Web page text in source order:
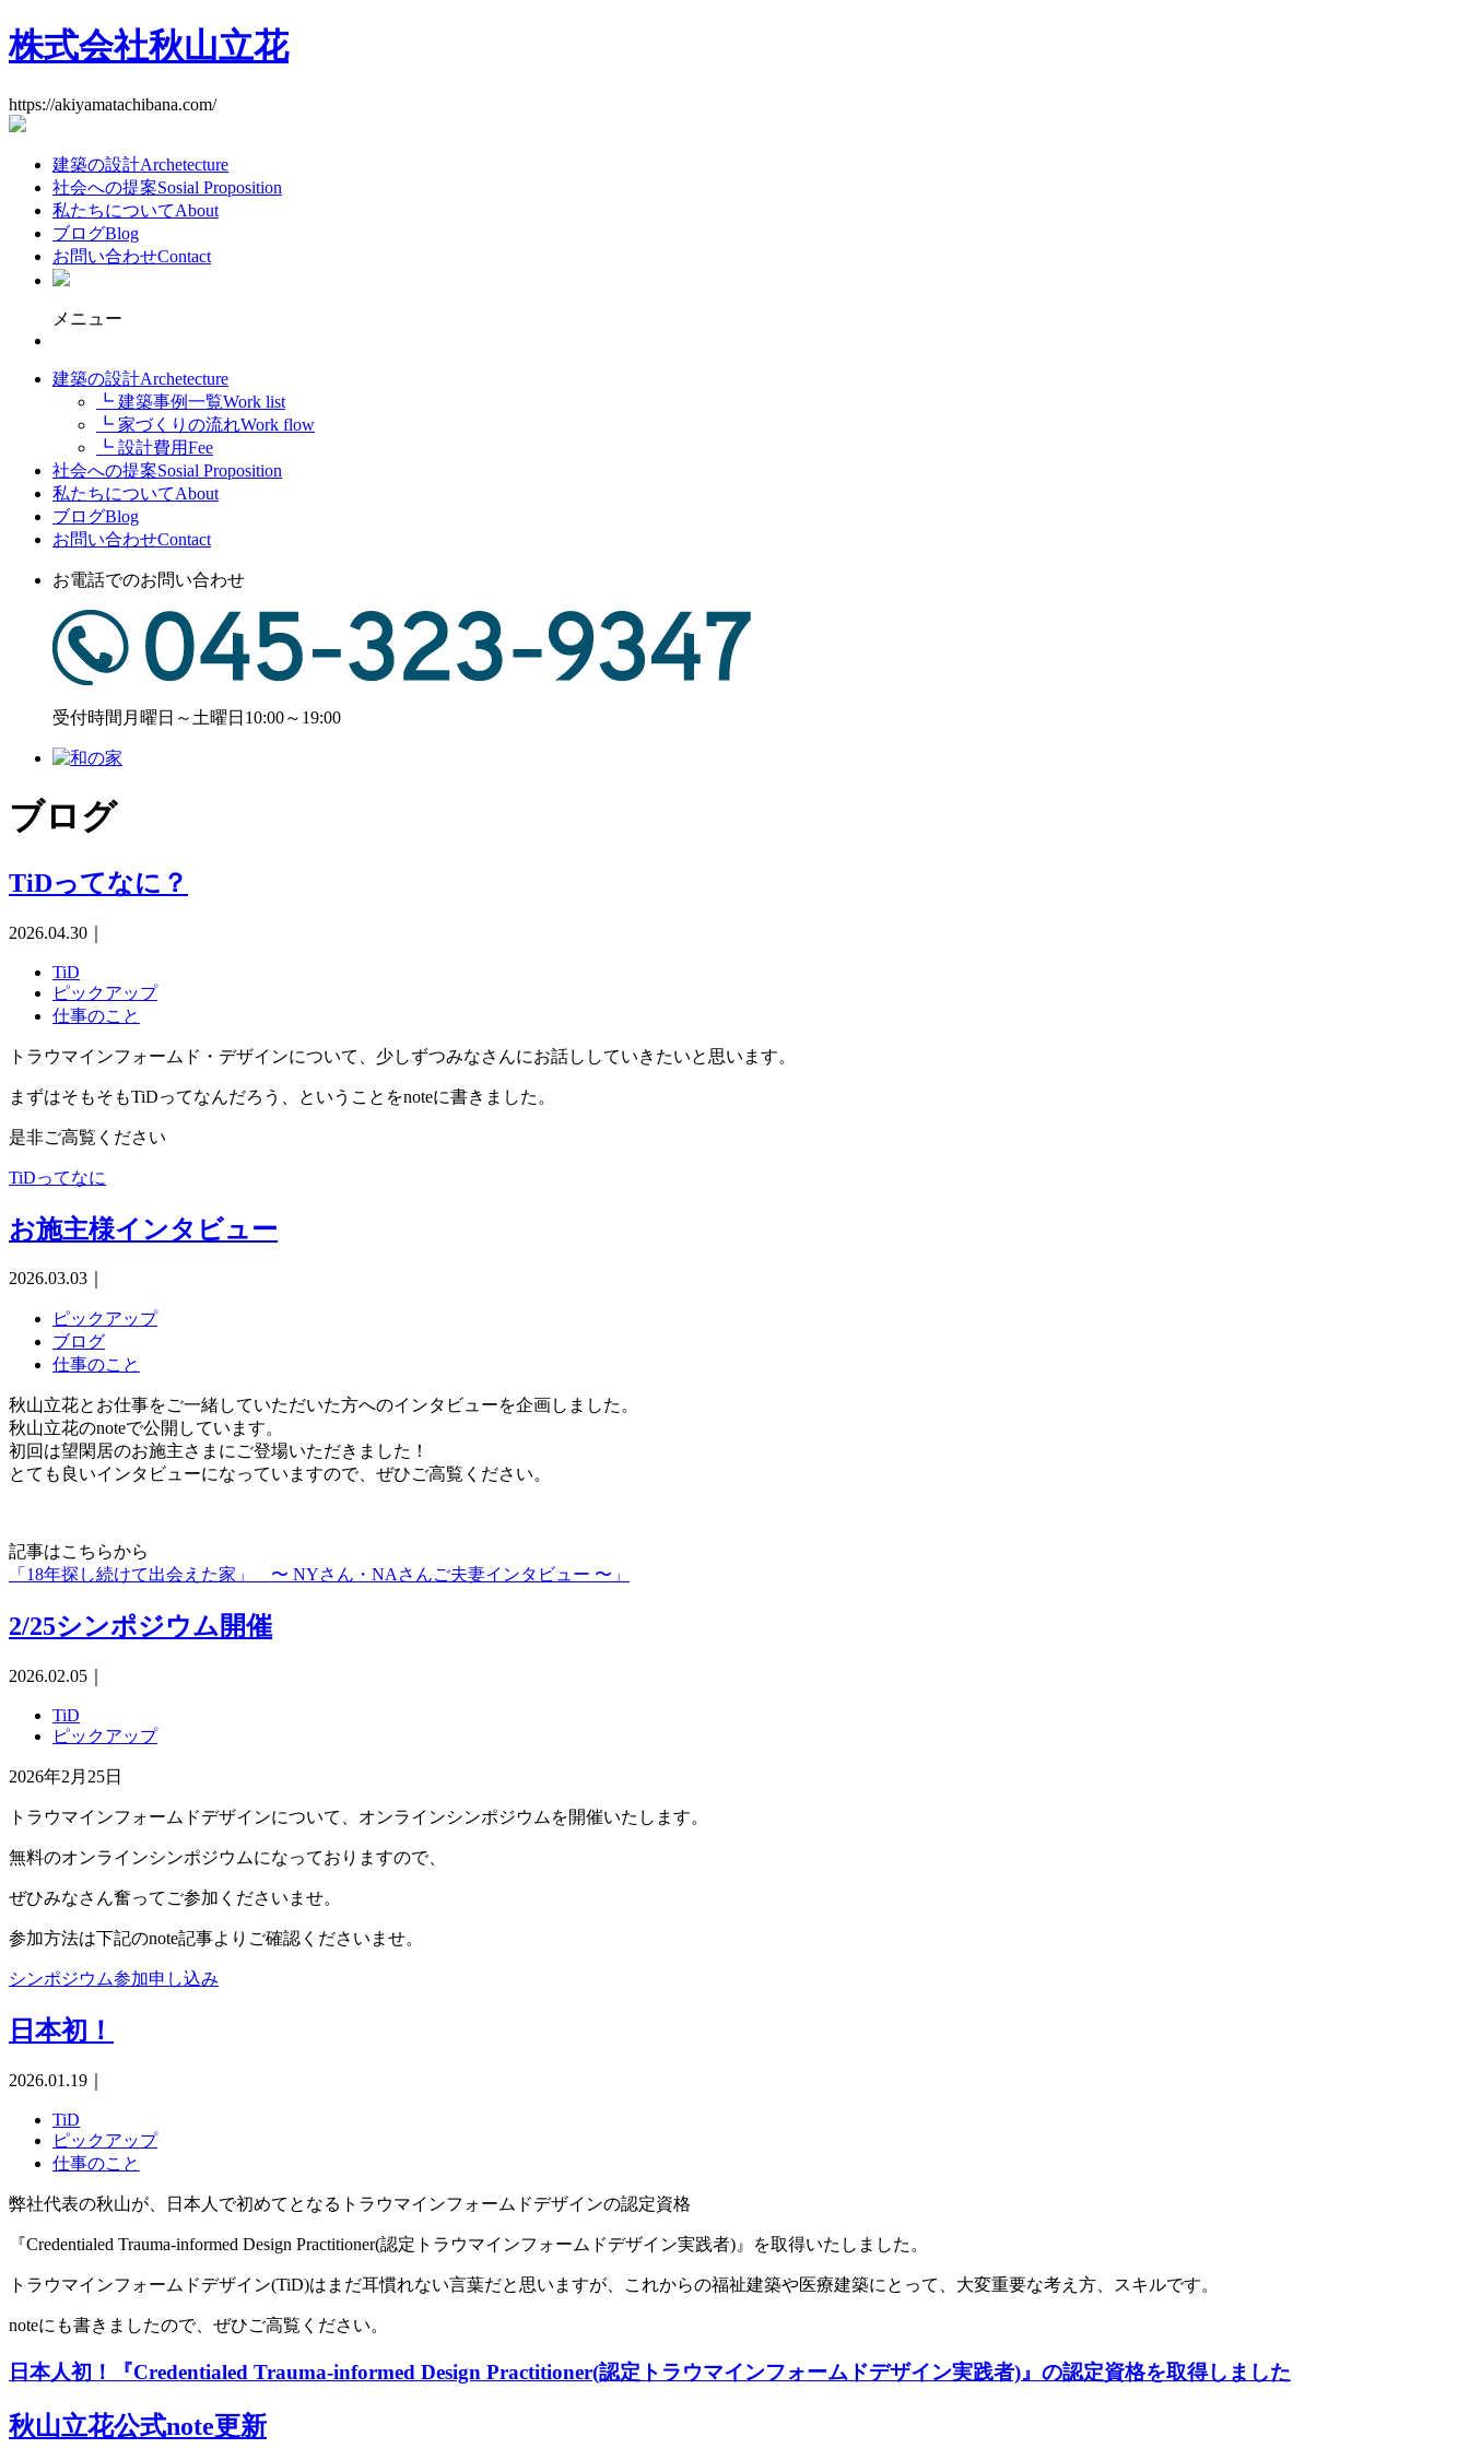
株式会社秋山立花
https://akiyamatachibana.com/
建築の設計Archetecture
社会への提案Sosial Proposition
私たちについてAbout
ブログBlog
お問い合わせContact
メニュー
建築の設計Archetecture
┗ 建築事例一覧Work list
┗ 家づくりの流れWork flow
┗ 設計費用Fee
社会への提案Sosial Proposition
私たちについてAbout
ブログBlog
お問い合わせContact
お電話でのお問い合わせ
受付時間 月曜日～土曜日10:00～19:00
ブログ
TiDってなに？
2026.04.30
TiD
ピックアップ
仕事のこと
トラウマインフォームド・デザインについて、少しずつみなさんにお話ししていきたいと思います。
まずはそもそもTiDってなんだろう、ということをnoteに書きました。
是非ご高覧ください
TiDってなに
お施主様インタビュー
2026.03.03
ピックアップ
ブログ
仕事のこと
秋山立花とお仕事をご一緒していただいた方へのインタビューを企画しました。
秋山立花のnoteで公開しています。
初回は望閑居のお施主さまにご登場いただきました！
とても良いインタビューになっていますので、ぜひご高覧ください。
記事はこちらから
「18年探し続けて出会えた家」 〜 NYさん・NAさんご夫妻インタビュー 〜」
2/25シンポジウム開催
2026.02.05
TiD
ピックアップ
2026年2月25日
トラウマインフォームドデザインについて、オンラインシンポジウムを開催いたします。
無料のオンラインシンポジウムになっておりますので、
ぜひみなさん奮ってご参加くださいませ。
参加方法は下記のnote記事よりご確認くださいませ。
シンポジウム参加申し込み
日本初！
2026.01.19
TiD
ピックアップ
仕事のこと
弊社代表の秋山が、日本人で初めてとなるトラウマインフォームドデザインの認定資格
『Credentialed Trauma-informed Design Practitioner(認定トラウマインフォームドデザイン実践者)』を取得いたしました。
トラウマインフォームドデザイン(TiD)はまだ耳慣れない言葉だと思いますが、これからの福祉建築や医療建築にとって、大変重要な考え方、スキルです。
noteにも書きましたので、ぜひご高覧ください。
日本人初！『Credentialed Trauma-informed Design Practitioner(認定トラウマインフォームドデザイン実践者)』の認定資格を取得しました
秋山立花公式note更新